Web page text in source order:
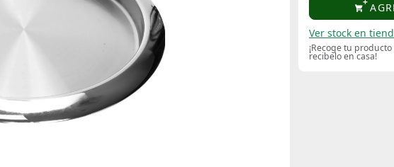
Ver stock en
¡Recoge tu
recibelo en casa!